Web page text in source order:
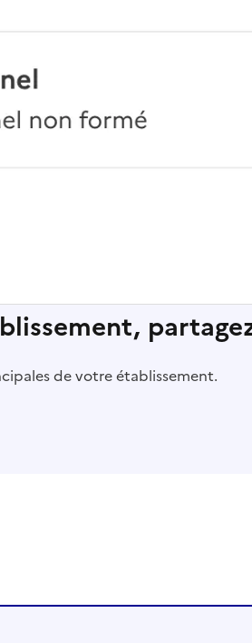
de votre établissement.